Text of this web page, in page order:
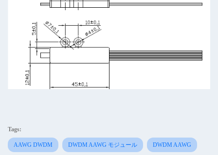
Tags:
AAWG DWDM DWDM AAWG モジュール DWDM AAWG